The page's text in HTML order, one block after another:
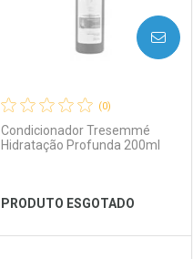
Ver Desconto Convênio
(0)
Condicionador Tresemmé
Hidratação Profunda 200ml
PRODUTO ESGOTADO
AVISE-ME